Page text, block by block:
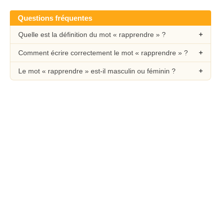
Questions fréquentes
Quelle est la définition du mot « rapprendre » ?
Comment écrire correctement le mot « rapprendre » ?
Le mot « rapprendre » est-il masculin ou féminin ?